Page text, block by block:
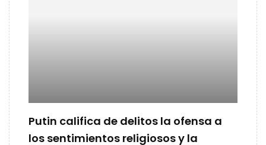
Putin califica de delitos la ofensa a
los sentimientos religiosos y la